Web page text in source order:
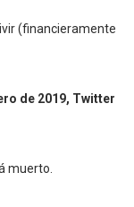
(financieramente
de 2019, Twitter
muerto.